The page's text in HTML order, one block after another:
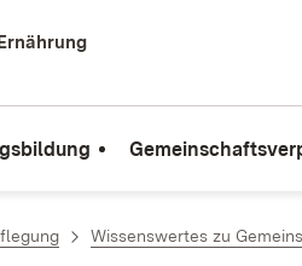
Wissenswertes zu